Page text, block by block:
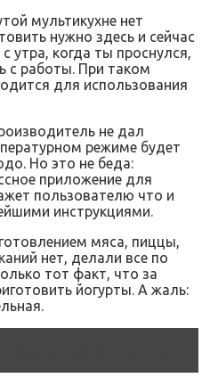
мультикухне нет
нужно здесь и сейчас
утра, когда ты проснулся,
с работы. При таком
для использования
не дал
режиме будет
Но это не беда:
приложение для
пользователю что и
инструкциями.
мяса, пиццы,
нет, делали все по
тот факт, что за
йогурты. А жаль: